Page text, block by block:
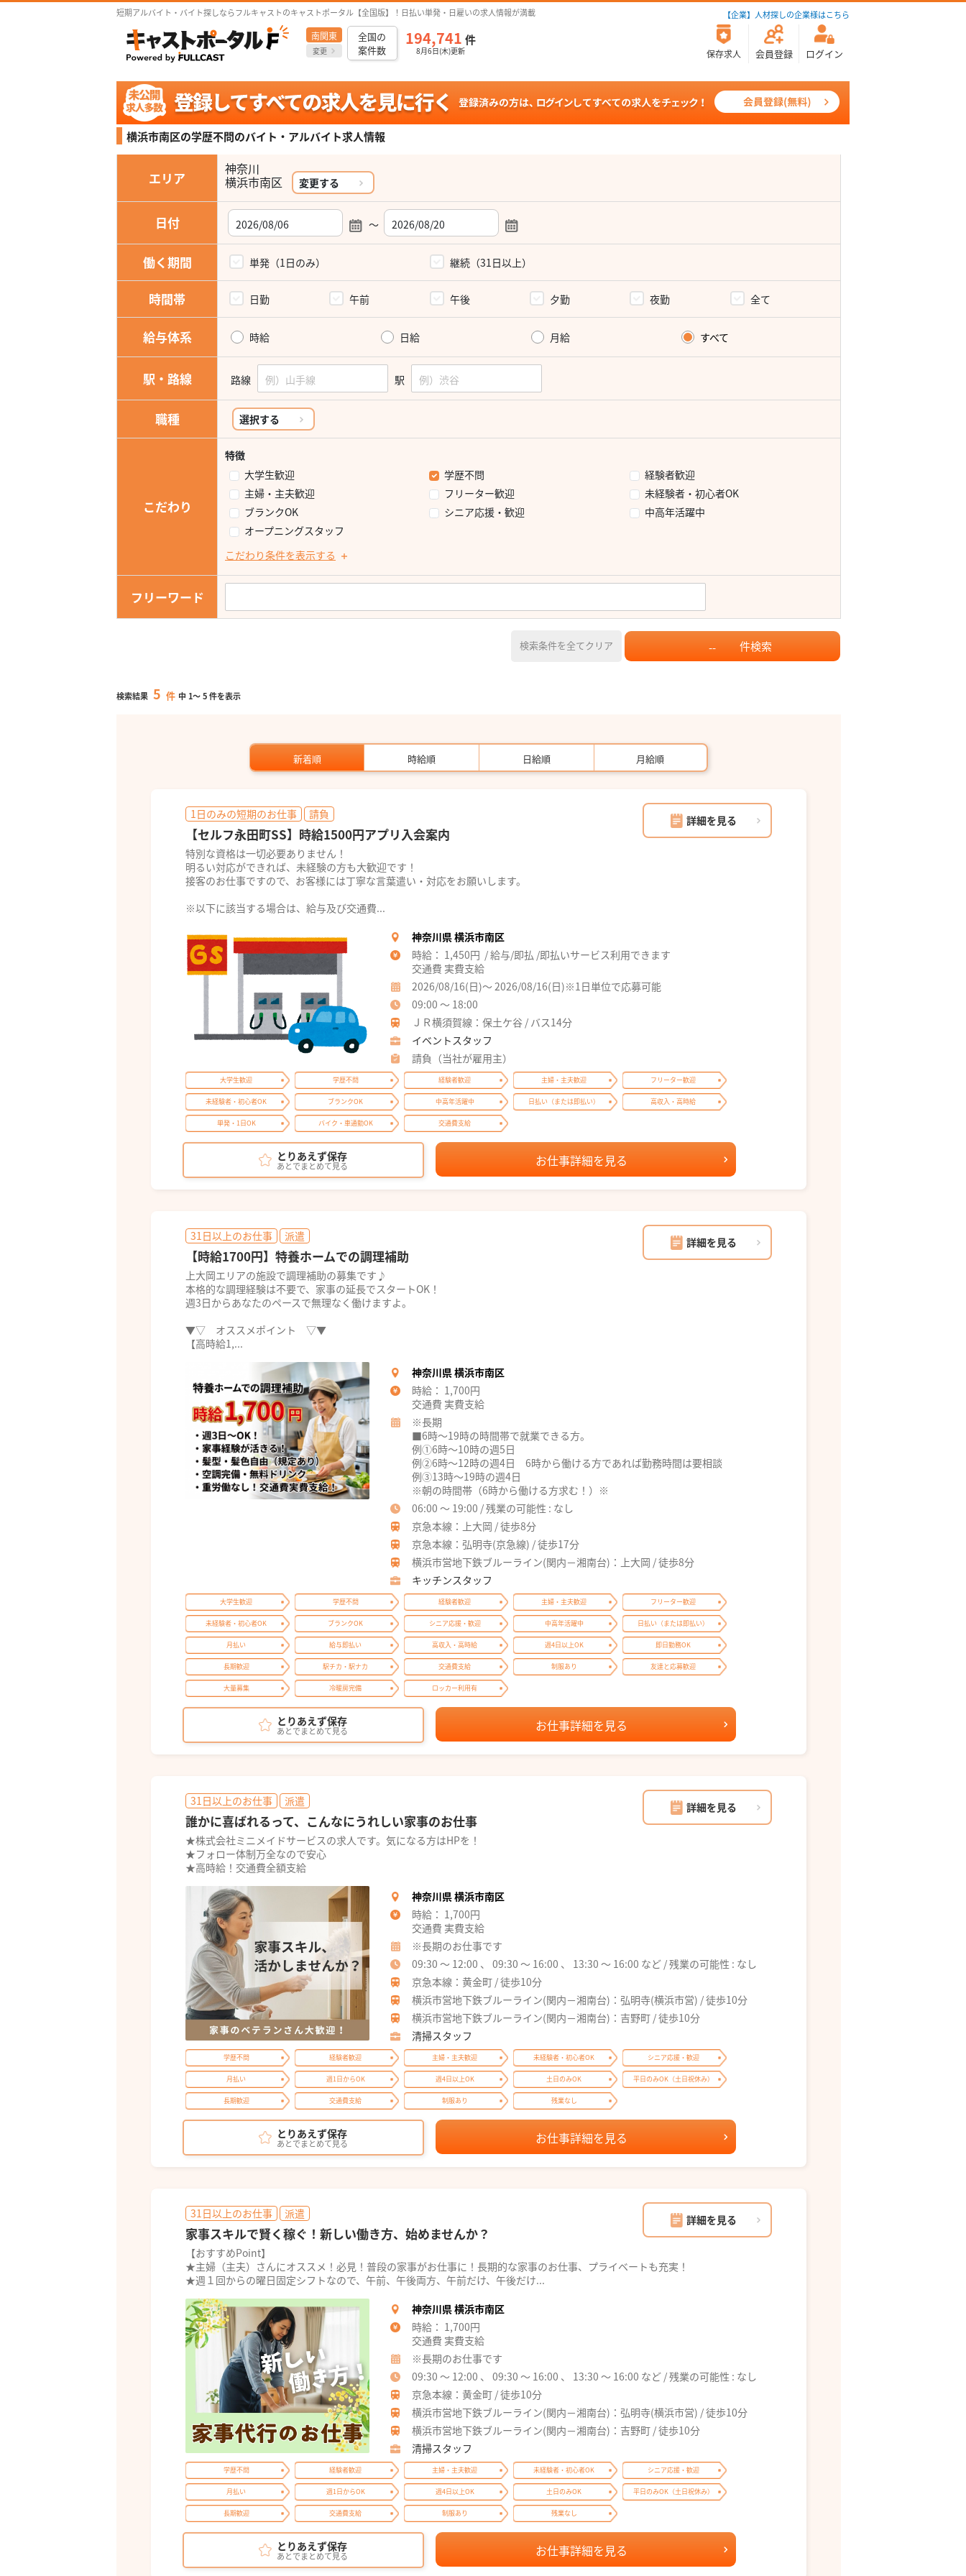
短期アルバイト・バイト探しならフルキャストのキャストポータル【全国版】！日払い単発・日雇いの求人情報が満載 【企業】人材探しの企業様はこちら
南関東
変更
全国の
案件数
194,741 件
8月6日(木)更新 保存求人 会員登録 ログイン
横浜市南区の学歴不問のバイト・アルバイト求人情報
エリア
神奈川
変更する
日付 ～
働く期間 単発（1日のみ） 継続（31日以上）
時間帯 日勤 午前 午後 夕勤 夜勤 全て
給与体系 時給 日給 月給 すべて
駅・路線 路線 駅
職種 選択する
こだわり
特徴
大学生歓迎
学歴不問
経験者歓迎
主婦・主夫歓迎
フリーター歓迎
未経験者・初心者OK
ブランクOK
シニア応援・歓迎
中高年活躍中
オープニングスタッフ
こだわり条件を表示する
フリーワード
検索条件を全てクリア -- 件検索
検索結果 5 件 中 1～5件を表示
新着順 時給順 日給順 月給順
1日のみの短期のお仕事 請負 詳細を見る
【セルフ永田町SS】時給1500円アプリ入会案内
特別な資格は一切必要ありません！
明るい対応ができれば、未経験の方も大歓迎です！
接客のお仕事ですので、お客様には丁寧な言葉遣い・対応をお願いします。
※以下に該当する場合は、給与及び交通費...
神奈川県 横浜市南区
時給： 1,450円 / 給与/即払 /即払いサービス利用できます
交通費 実費支給
2026/08/16(日)～ 2026/08/16(日)※1日単位で応募可能
09:00 ～ 18:00
ＪＲ横須賀線：保土ケ谷 / バス14分
イベントスタッフ
請負（当社が雇用主）
大学生歓迎 学歴不問 経験者歓迎 主婦・主夫歓迎 フリーター歓迎
未経験者・初心者OK ブランクOK 中高年活躍中 日払い（または即払い） 高収入・高時給
単発・1日OK バイク・車通勤OK 交通費支給
とりあえず保存
あとでまとめて見る お仕事詳細を見る
31日以上のお仕事 派遣 詳細を見る
【時給1700円】特養ホームでの調理補助
上大岡エリアの施設で調理補助の募集です♪
本格的な調理経験は不要で、家事の延長でスタートOK！
週3日からあなたのペースで無理なく働けますよ。
▼▽ オススメポイント ▽▼
【高時給1,...
神奈川県 横浜市南区
時給： 1,700円
交通費 実費支給
※長期
■6時～19時の時間帯で就業できる方。
例①6時～10時の週5日
例②6時～12時の週4日 6時から働ける方であれば勤務時間は要相談
例③13時～19時の週4日
※朝の時間帯（6時から働ける方求む！）※
06:00 ～ 19:00 / 残業の可能性 : なし
京急本線：上大岡 / 徒歩8分
京急本線：弘明寺(京急線) / 徒歩17分
横浜市営地下鉄ブルーライン(関内－湘南台)：上大岡 / 徒歩8分
キッチンスタッフ
大学生歓迎 学歴不問 経験者歓迎 主婦・主夫歓迎 フリーター歓迎
未経験者・初心者OK ブランクOK シニア応援・歓迎 中高年活躍中 日払い（または即払い）
月払い 給与即払い 高収入・高時給 週4日以上OK 即日勤務OK
長期歓迎 駅チカ・駅ナカ 交通費支給 制服あり 友達と応募歓迎
大量募集 冷暖房完備 ロッカー利用有
とりあえず保存
あとでまとめて見る お仕事詳細を見る
31日以上のお仕事 派遣 詳細を見る
誰かに喜ばれるって、こんなにうれしい家事のお仕事
★株式会社ミニメイドサービスの求人です。気になる方はHPを！
★フォロー体制万全なので安心
★高時給！交通費全額支給
神奈川県 横浜市南区
時給： 1,700円
交通費 実費支給
※長期のお仕事です
09:30 ～ 12:00 、 09:30 ～ 16:00 、 13:30 ～ 16:00 など / 残業の可能性 : なし
京急本線：黄金町 / 徒歩10分
横浜市営地下鉄ブルーライン(関内－湘南台)：弘明寺(横浜市営) / 徒歩10分
横浜市営地下鉄ブルーライン(関内－湘南台)：吉野町 / 徒歩10分
清掃スタッフ
学歴不問 経験者歓迎 主婦・主夫歓迎 未経験者・初心者OK シニア応援・歓迎
月払い 週1日からOK 週4日以上OK 土日のみOK 平日のみOK（土日祝休み）
長期歓迎 交通費支給 制服あり 残業なし
とりあえず保存
あとでまとめて見る お仕事詳細を見る
31日以上のお仕事 派遣 詳細を見る
家事スキルで賢く稼ぐ！新しい働き方、始めませんか？
【おすすめPoint】
★主婦（主夫）さんにオススメ！必見！普段の家事がお仕事に！長期的な家事のお仕事、プライベートも充実！
★週１回からの曜日固定シフトなので、午前、午後両方、午前だけ、午後だけ...
神奈川県 横浜市南区
時給： 1,700円
交通費 実費支給
※長期のお仕事です
09:30 ～ 12:00 、 09:30 ～ 16:00 、 13:30 ～ 16:00 など / 残業の可能性 : なし
京急本線：黄金町 / 徒歩10分
横浜市営地下鉄ブルーライン(関内－湘南台)：弘明寺(横浜市営) / 徒歩10分
横浜市営地下鉄ブルーライン(関内－湘南台)：吉野町 / 徒歩10分
清掃スタッフ
学歴不問 経験者歓迎 主婦・主夫歓迎 未経験者・初心者OK シニア応援・歓迎
月払い 週1日からOK 週4日以上OK 土日のみOK 平日のみOK（土日祝休み）
長期歓迎 交通費支給 制服あり 残業なし
とりあえず保存
あとでまとめて見る お仕事詳細を見る